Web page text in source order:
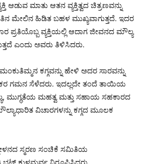
ಆಡುವ ಮಾತು ಆತನ ವ್ಯಕ್ತಿತ್ವದ ಚಿತ್ರಣವನ್ನು
ಮೇಲಿನ ಹಿಡಿತ ಬಹಳ ಮುಖ್ಯವಾಗುತ್ತದೆ. ಇದರ
ಪ್ರತಿಯೊಬ್ಬ ವ್ಯಕ್ತಿಯಲ್ಲಿ ಆದಾಗ ಜೀವನದ ಮೌಲ್ಯ
ಎಂದು ಅವರು ತಿಳಿಸಿದರು.
ಕಗ್ಗವನ್ನು ಹೇಳಿ ಅದರ ಸಾರವನ್ನು
ಗಮನ ಸೆಳೆದರು. ಇದಲ್ಲದೇ ತಂದೆ ತಾಯಿಯ
ಮುಗ್ಧತೆಯ ಮಹತ್ವ ಮತ್ತು ಸಹಾಯ ಸಹಕಾರದ
ವಿಚಾರಗಳನ್ನು ಕಗ್ಗದ ಮೂಲಕ
ಸ್ಮರಣ ಸಂಚಿಕೆ ಸಮಿತಿಯ